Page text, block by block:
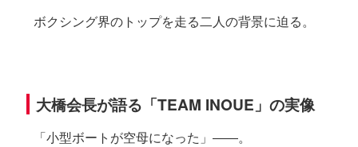
ボクシング界のトップを走る二人の背景に迫る。
大橋会長が語る「TEAM INOUE」の実像
「小型ボートが空母になった」――。